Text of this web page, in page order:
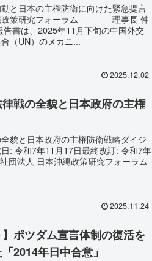
と日本の主権防衛に向けた緊急提言
縄政策研究フォーラム 理事長 仲
書は、2025年11月下旬の中国外交
（UN）のメカニ...
2025.12.02
律戦の全貌と日本政府の主権
貌と日本政府の主権防衛戦略ダイジ
: 令和7年11月17日最終改訂: 令和7年
団法人 日本沖縄政策研究フォーラム
2025.11.24
】ポツダム宣言体制の復活を
2014年日中合意」